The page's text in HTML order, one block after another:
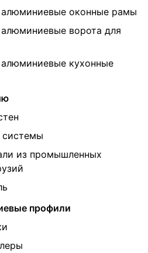
оконные рамы
ворота для
кухонные
из промышленных
профили